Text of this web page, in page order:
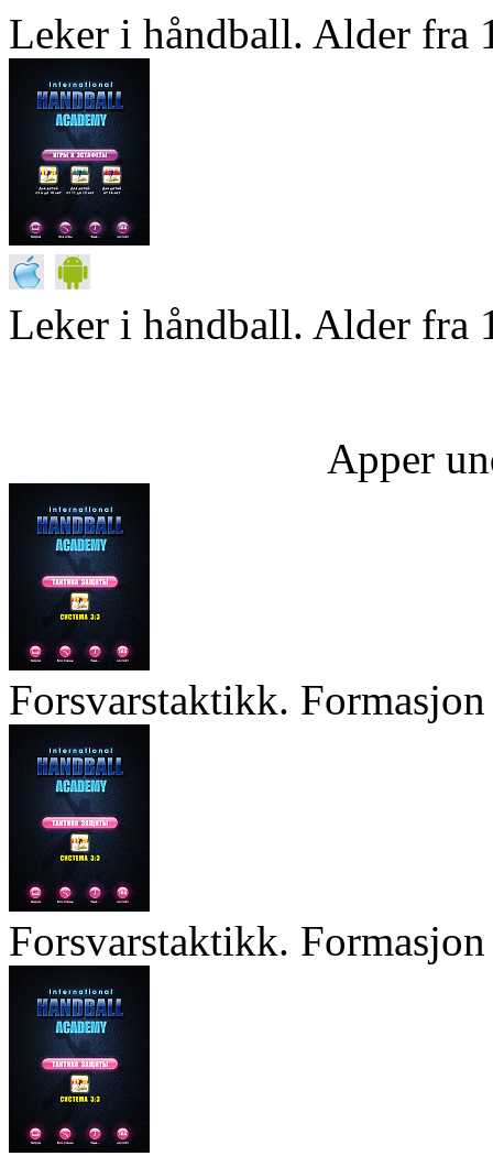
Leker i håndball. Alder fra
Leker i håndball. Alder fra
Apper
Forsvarstaktikk.
Forsvarstaktikk.